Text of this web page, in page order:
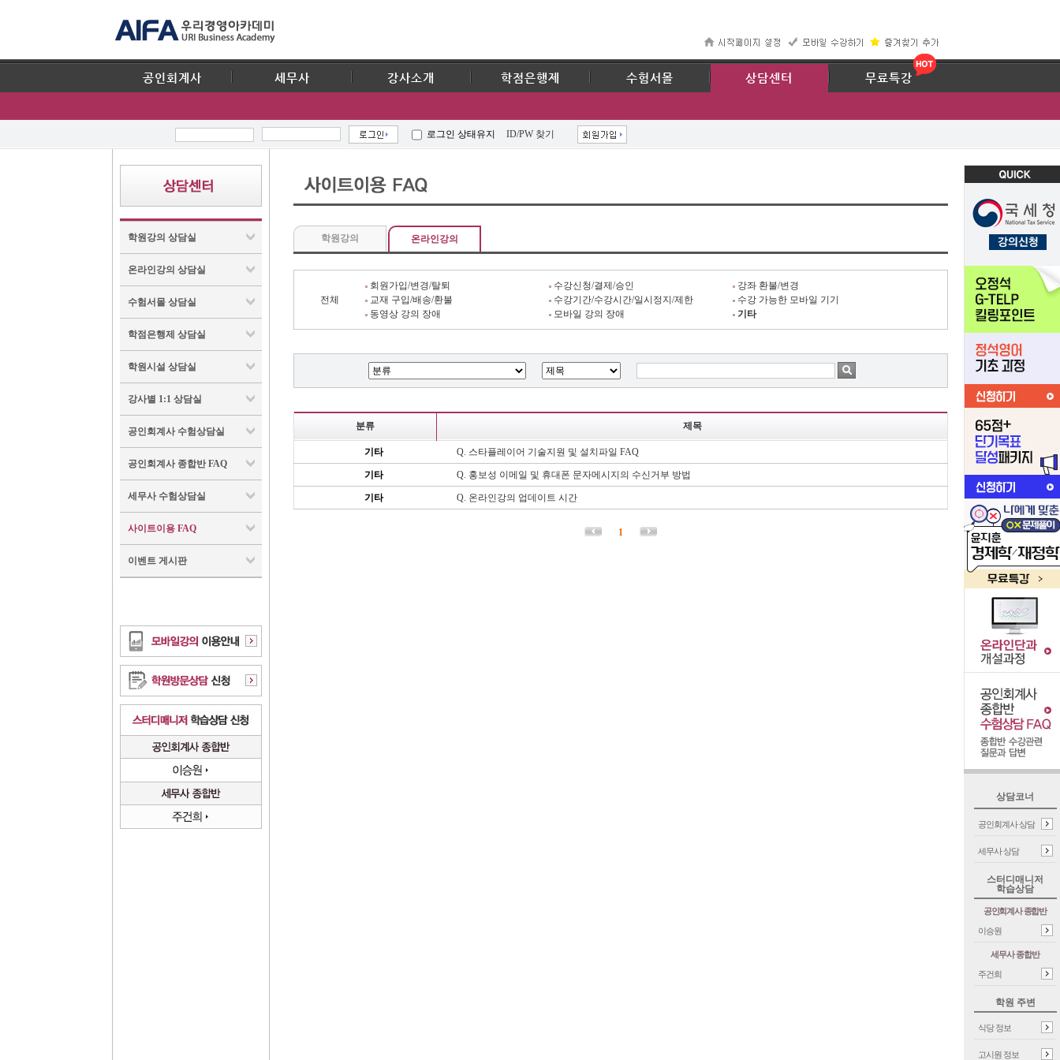
공인회계사 세무사 강사소개 학점은행제 수험서몰 상담센터 무료특강
로그인 상태유지 ID/PW 찾기
학원강의 상담실
온라인강의 상담실
수험서몰 상담실
학점은행제 상담실
학원시설 상담실
강사별 1:1 상담실
공인회계사 수험상담실
공인회계사 종합반 FAQ
세무사 수험상담실
사이트이용 FAQ
이벤트 게시판
학원강의 온라인강의
전체
회원가입/변경/탈퇴 수강신청/결제/승인
강좌 환불/변경
교재 구입/배송/환불
수강기간/수강시간/일시정지/제한
수강 가능한 모바일 기기
동영상 강의 장애
모바일 강의 장애 기타
분류 제목
기타 Q. 스타플레이어 기술지원 및 설치파일 FAQ
기타 Q. 홍보성 이메일 및 휴대폰 문자메시지의 수신거부 방법
기타 Q. 온라인강의 업데이트 시간
1
상담코너
공인회계사 상담
세무사 상담
스터디매니저
학습상담
공인회계사 종합반
이승원
세무사 종합반
주건희
학원 주변
식당 정보
고시원 정보